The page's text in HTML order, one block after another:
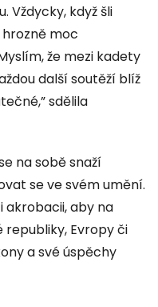
Vždycky, když šli
hrozně moc
že mezi kadety
další soutěží blíž
sdělila
na sobě snaží
se ve svém umění.
akrobacii, aby na
republiky, Evropy či
a své úspěchy